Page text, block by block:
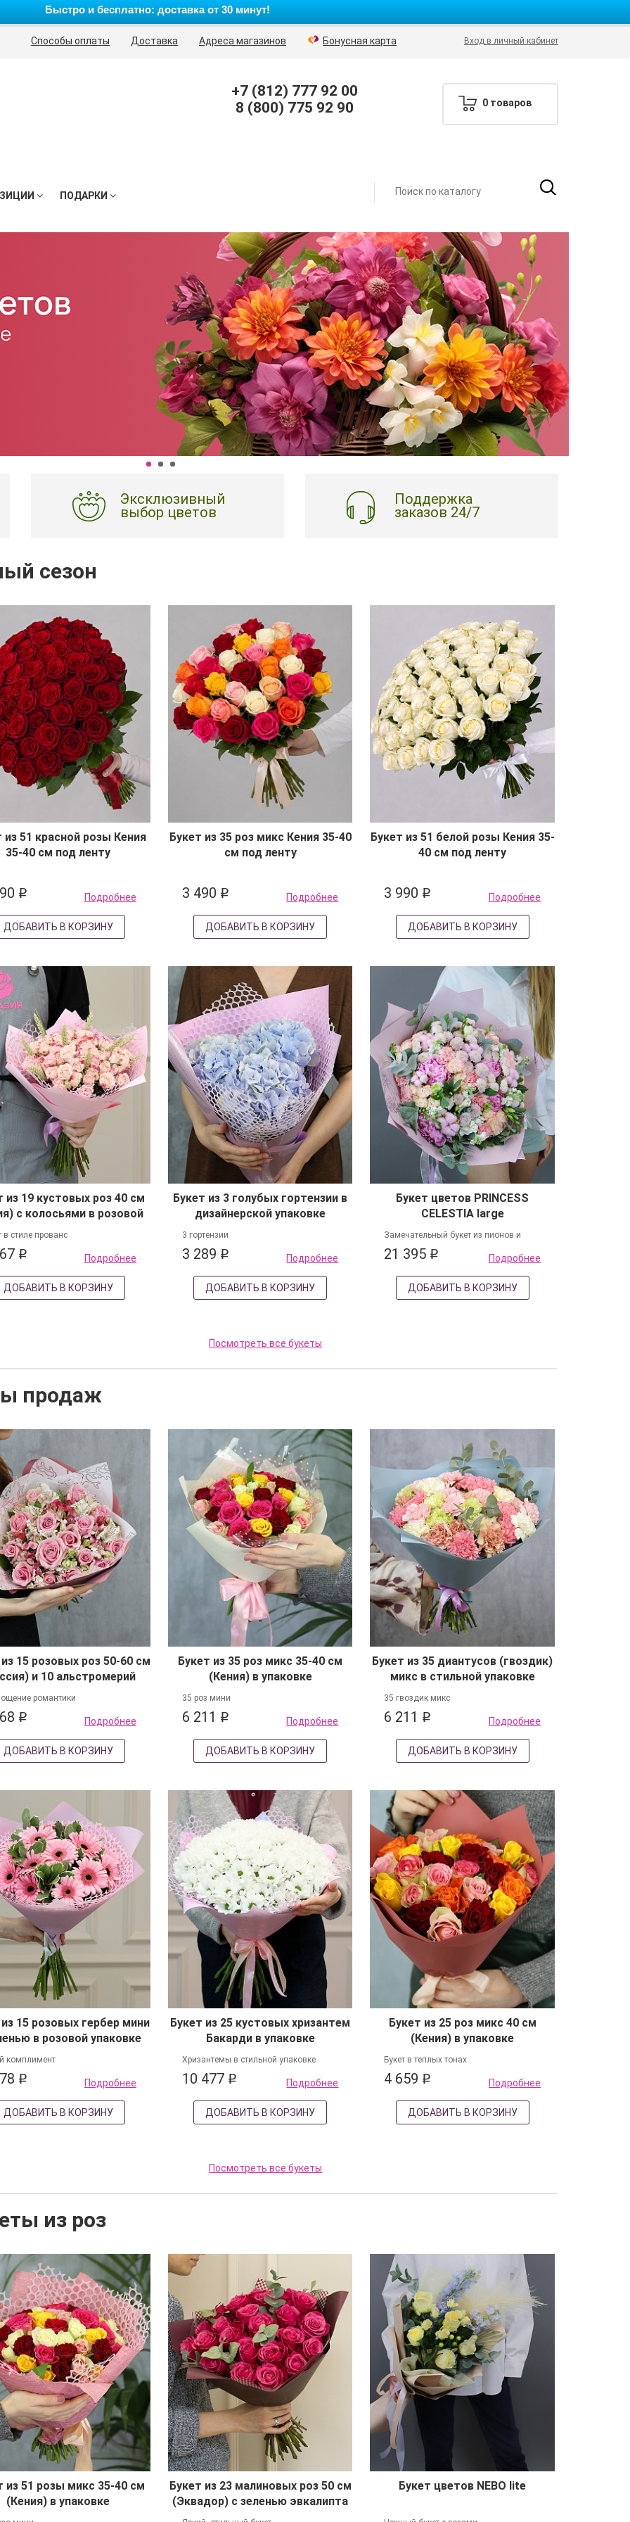
Быстро и бесплатно: доставка от 30 минут!
Способы оплаты Доставка Адреса магазинов Бонусная карта Вход в личный кабинет
+7 (812) 777 92 00
8 (800) 775 92 90
0 товаров
ПОДАРКИ
Эксклюзивный
выбор цветов
Поддержка
заказов 24/7
сезон
из 51 красной розы Кения
35-40 см под ленту
q Подробнее
ДОБАВИТЬ В КОРЗИНУ
Букет из 35 роз микс Кения 35-40
см под ленту
3 490 q Подробнее
ДОБАВИТЬ В КОРЗИНУ
Букет из 51 белой розы Кения 35-
40 см под ленту
3 990 q Подробнее
ДОБАВИТЬ В КОРЗИНУ
из 19 кустовых роз 40 см
с колосьями в розовой
в стиле прованс
q Подробнее
ДОБАВИТЬ В КОРЗИНУ
Букет из 3 голубых гортензии в
дизайнерской упаковке
3 гортензии
3 289 q Подробнее
ДОБАВИТЬ В КОРЗИНУ
Букет цветов PRINCESS
CELESTIA large
Замечательный букет из пионов и
хризантем
21 395 q Подробнее
ДОБАВИТЬ В КОРЗИНУ
Посмотреть все букеты
продаж
15 розовых роз 50-60 см
и 10 альстромерий
романтики
q Подробнее
ДОБАВИТЬ В КОРЗИНУ
Букет из 35 роз микс 35-40 см
(Кения) в упаковке
35 роз мини
6 211 q Подробнее
ДОБАВИТЬ В КОРЗИНУ
Букет из 35 диантусов (гвоздик)
микс в стильной упаковке
35 гвоздик микс
6 211 q Подробнее
ДОБАВИТЬ В КОРЗИНУ
15 розовых гербер мини
в розовой упаковке
комплимент
q Подробнее
ДОБАВИТЬ В КОРЗИНУ
Букет из 25 кустовых хризантем
Бакарди в упаковке
Хризантемы в стильной упаковке
10 477 q Подробнее
ДОБАВИТЬ В КОРЗИНУ
Букет из 25 роз микс 40 см
(Кения) в упаковке
Букет в теплых тонах
4 659 q Подробнее
ДОБАВИТЬ В КОРЗИНУ
Посмотреть все букеты
из роз
из 51 розы микс 35-40 см
(Кения) в упаковке
Букет из 23 малиновых роз 50 см
(Эквадор) с зеленью эвкалипта
Букет цветов NEBO lite